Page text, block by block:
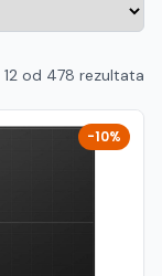
12 od 478 rezultata
-10%